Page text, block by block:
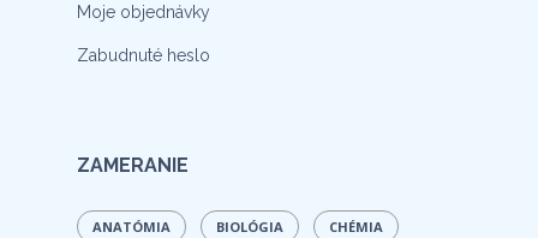
Moje objednávky
Zabudnuté heslo
ZAMERANIE
ANATÓMIA BIOLÓGIA CHÉMIA